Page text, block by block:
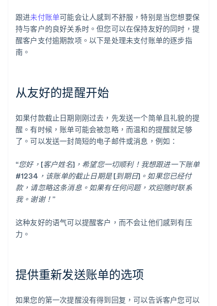
跟进未付账单可能会让人感到不舒服，特别是当您想要保
持与客户的良好关系时。但您可以在保持友好的同时，提
醒客户支付逾期款项。以下是处理未支付账单的逐步指
南。
从友好的提醒开始
如果付款截止日期刚刚过去，先发送一个简单且礼貌的提
醒。有时候，账单可能会被忽略，而温和的提醒就足够
了。可以发送一封简短的电子邮件或消息，例如：
“您好，[客户姓名]，希望您一切顺利！我想跟进一下账单
#1234，该账单的截止日期是 [到期日]。如果您已经付
款，请忽略这条消息。如果有任何问题，欢迎随时联系
我。谢谢！”
这种友好的语气可以提醒客户，而不会让他们感到有压
力。
提供重新发送账单的选项
如果您的第一次提醒没有得到回复，可以告诉客户您可以